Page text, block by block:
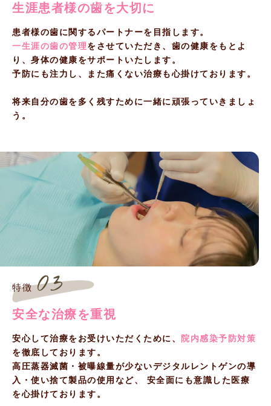
生涯患者様の歯を大切に
患者様の歯に関するパートナーを目指します。
一生涯の歯の管理をさせていただき、歯の健康をもとよ
り、身体の健康をサポートいたします。
予防にも注力し、また痛くない治療も心掛けております。
将来自分の歯を多く残すために一緒に頑張っていきましょ
う。
特徴 03
安全な治療を重視
安心して治療をお受けいただくために、
院内感染予防対策
を徹底しております。
高圧蒸器滅菌・被曝線量が少ないデジタルレントゲンの導
入・使い捨て製品の使用など、 安全面にも意識した医療
を心掛けております。